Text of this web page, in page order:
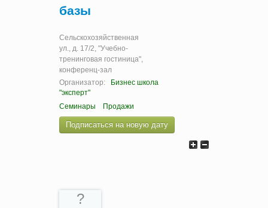
базы
Сельскохозяйственная
ул., д. 17/2, "Учебно-
тренинговая гостиница",
конференц-зал
Организатор:
Бизнес школа
"эксперт"
Семинары
Продажи
Подписаться на новую дату
?